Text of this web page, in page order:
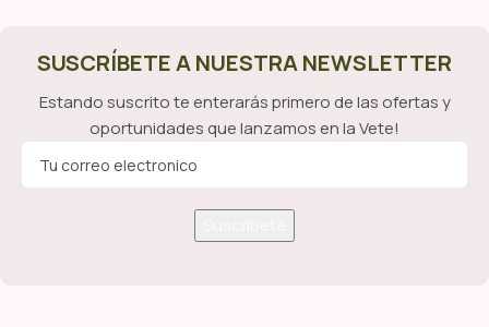
SUSCRÍBETE A NUESTRA NEWSLETTER
Estando suscrito te enterarás primero de las ofertas y
oportunidades que lanzamos en la Vete!